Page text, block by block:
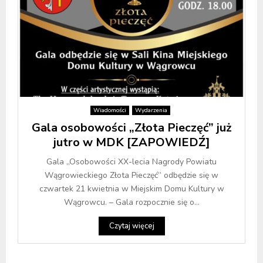
Wiadomości Wydarzenia
Gala osobowości „Złota Pieczęć” już
jutro w MDK [ZAPOWIEDŹ]
Gala „Osobowości XX-lecia Nagrody Powiatu
Wągrowieckiego Złota Pieczęć” odbędzie się w
czwartek 21 kwietnia w Miejskim Domu Kultury w
Wągrowcu. – Gala rozpocznie się o...
Czytaj więcej